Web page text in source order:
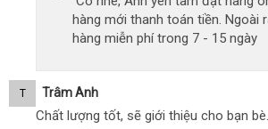
hàng mới thanh toán tiền. Ngoài
hàng miễn phí trong 7 - 15 ngày
T Trâm Anh
Chất lượng tốt, sẽ giới thiệu cho bạn bè.